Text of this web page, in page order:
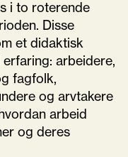
i to roterende
Disse
et didaktisk
arbeidere,
fagfolk,
og arvtakere
arbeid
og deres